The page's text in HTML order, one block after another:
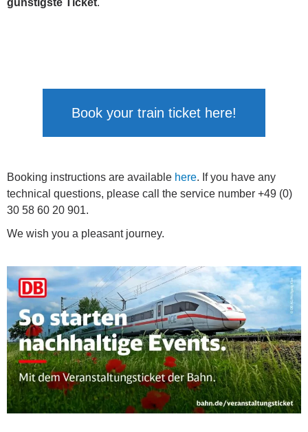
günstigste Ticket.
Book your train ticket here!
Booking instructions are available here. If you have any
technical questions, please call the service number +49 (0)
30 58 60 20 901.
We wish you a pleasant journey.